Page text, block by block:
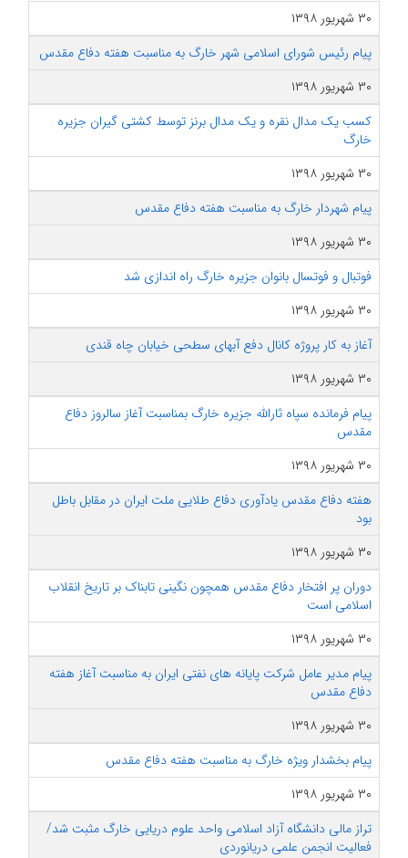
۳۰ شهریور ۱۳۹۸
پیام رئیس شورای اسلامی شهر خارگ به مناسبت هفته دفاع مقدس
۳۰ شهریور ۱۳۹۸
کسب یک مدال نقره و یک مدال برنز توسط کشتی گیران جزیره
خارگ
۳۰ شهریور ۱۳۹۸
پیام شهردار خارگ به مناسبت هفته دفاع مقدس
۳۰ شهریور ۱۳۹۸
فوتبال و فوتسال بانوان جزیره خارگ راه اندازی شد
۳۰ شهریور ۱۳۹۸
آغاز به کار پروژه کانال دفع آبهای سطحی خیابان چاه قندی
۳۰ شهریور ۱۳۹۸
پیام فرمانده سپاه ثارالله جزیره خارگ بمناسبت آغاز سالروز دفاع
مقدس
۳۰ شهریور ۱۳۹۸
هفته دفاع مقدس یادآوری دفاع طلایی ملت ایران در مقابل باطل
بود
۳۰ شهریور ۱۳۹۸
دوران پر افتخار دفاع مقدس همچون نگینی تابناک بر تاریخ انقلاب
اسلامی است
۳۰ شهریور ۱۳۹۸
پیام مدیر عامل شرکت پایانه های نفتی ایران به مناسبت آغاز هفته
دفاع مقدس
۳۰ شهریور ۱۳۹۸
پیام بخشدار ویژه خارگ به مناسبت هفته دفاع مقدس
۳۰ شهریور ۱۳۹۸
تراز مالی دانشگاه آزاد اسلامی واحد علوم دریایی خارگ مثبت شد/
فعالیت انجمن علمی دریانوردی